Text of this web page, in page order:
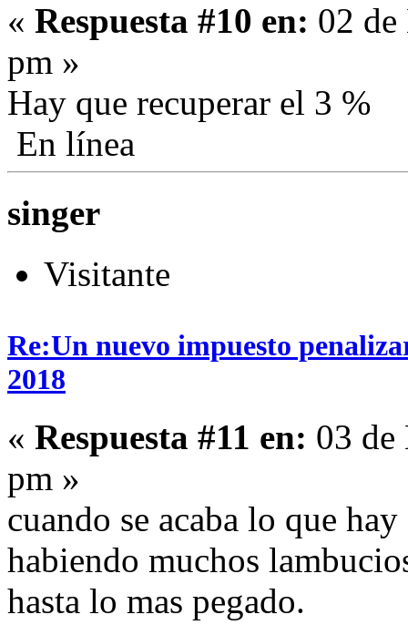
« Respuesta #10 en: 02
pm »
Hay que recuperar el 3 %
En línea
singer
Visitante
Re:Un nuevo impuesto
2018
« Respuesta #11 en: 03 de
pm »
cuando se acaba lo que
habiendo muchos
hasta lo mas pegado.